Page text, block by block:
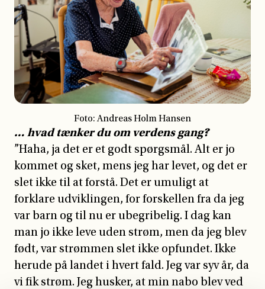
… hvad tænker du om verdens gang?
”Haha, ja det er et godt spørgsmål. Alt er jo
kommet og sket, mens jeg har levet, og det er
slet ikke til at forstå. Det er umuligt at
forklare udviklingen, for forskellen fra da jeg
var barn og til nu er ubegribelig. I dag kan
man jo ikke leve uden strøm, men da jeg blev
født, var strømmen slet ikke opfundet. Ikke
herude på landet i hvert fald. Jeg var syv år, da
vi fik strøm. Jeg husker, at min nabo blev ved